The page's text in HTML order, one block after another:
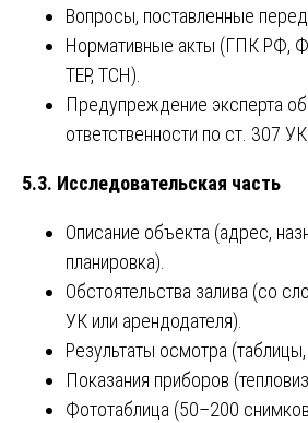
Вопросы, поставленные
Нормативные акты (ГПК РФ,
ТЕР, ТСН).
Предупреждение эксперта об
ответственности по ст. 307
5.3. Исследовательская часть
Описание объекта (адрес,
планировка).
Обстоятельства залива (со
УК или арендодателя).
Результаты осмотра
Показания приборов
Фототаблица (50–200